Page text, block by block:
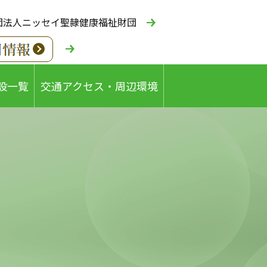
人ニッセイ聖隷健康福祉財団
一覧 交通アクセス・周辺環境